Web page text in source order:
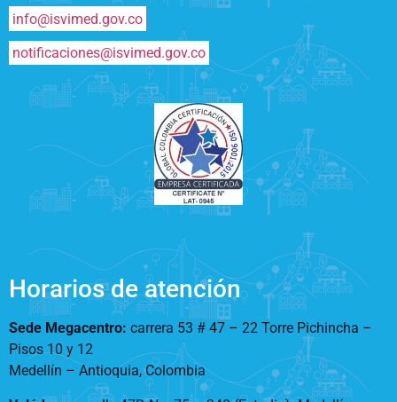
Centro de relevo
Más Información sobre Accesibilidad
info@isvimed.gov.co
notificaciones@isvimed.gov.co
Horarios de atención
Sede Megacentro: carrera 53 # 47 – 22 Torre Pichincha –
Pisos 10 y 12
Medellín – Antioquia, Colombia